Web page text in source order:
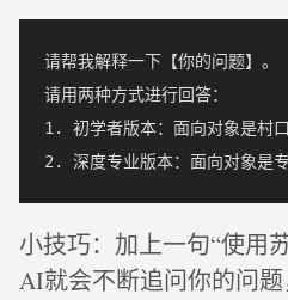
请帮我解释一下【你的问题】。
请用两种方式进行回答：
1. 初学者版本：面向对象是村
小技巧：加上一句“使用
AI就会不断追问你的问题